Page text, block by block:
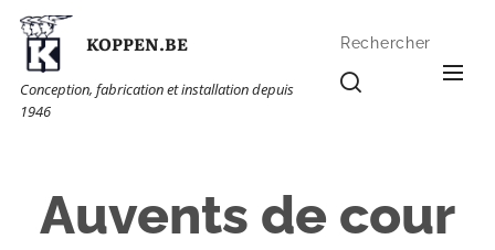
KOPPEN.BE
Conception, fabrication et installation depuis
1946
Rechercher
Auvents de cour